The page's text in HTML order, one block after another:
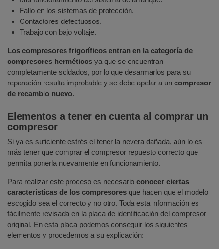
Fallo en los sistemas de protección.
Contactores defectuosos.
Trabajo con bajo voltaje.
Los compresores frigoríficos entran en la categoría de
compresores herméticos ya que se encuentran
completamente soldados, por lo que desarmarlos para su
reparación resulta improbable y se debe apelar a un compresor
de recambio nuevo.
Elementos a tener en cuenta al comprar un
compresor
Si ya es suficiente estrés el tener la nevera dañada, aún lo es
más tener que comprar el compresor repuesto correcto que
permita ponerla nuevamente en funcionamiento.
Para realizar este proceso es necesario conocer ciertas
características de los compresores que hacen que el modelo
escogido sea el correcto y no otro. Toda esta información es
fácilmente revisada en la placa de identificación del compresor
original. En esta placa podemos conseguir los siguientes
elementos y procedemos a su explicación: